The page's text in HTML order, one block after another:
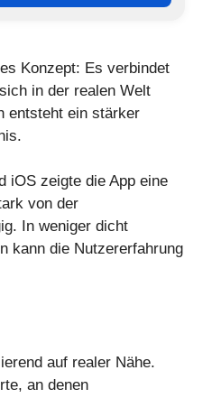
Konzept: Es verbindet
in der realen Welt
entsteht ein stärker
iOS zeigte die App eine
von der
In weniger dicht
kann die Nutzererfahrung
auf realer Nähe.
an denen